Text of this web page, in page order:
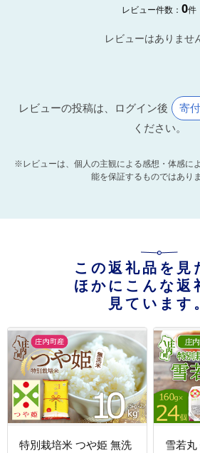
レビュー件数：0件
レビューはありませ
レビューの投稿は、ログイン後 寄
ください。
※レビューは、個人の主観による感想・体感に
能を保証するものではありま
この返礼品を見
ほかにこんな返
見ています
特別栽培米 つや姫 無洗
雪若